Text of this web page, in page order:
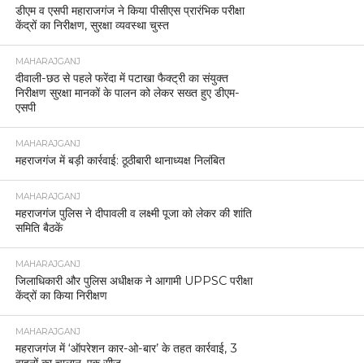
डीएम व एसपी महाराजगंज ने किया पीसीएस प्रारंभिक परीक्षा
केंद्रों का निरीक्षण, सुरक्षा व्यवस्था चुस्त
MAHARAJGANJ
दीवाली-छठ से पहले फरेंदा में पटाखा फैक्ट्री का संयुक्त
निरीक्षण सुरक्षा मानकों के पालन को लेकर सख्त हुए डीएम-
एसपी
MAHARAJGANJ
महराजगंज में बड़ी कार्रवाई: ठूठीबारी थानाध्यक्ष निलंबित
MAHARAJGANJ
महराजगंज पुलिस ने दीपावली व लक्ष्मी पूजा को लेकर की शांति
समिति बैठकें
MAHARAJGANJ
जिलाधिकारी और पुलिस अधीक्षक ने आगामी UPPSC परीक्षा
केंद्रों का किया निरीक्षण
MAHARAJGANJ
महराजगंज में ‘ऑपरेशन कार-ओ-बार’ के तहत कार्रवाई, 3